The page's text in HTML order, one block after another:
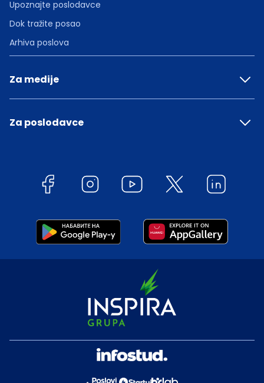
Upoznajte poslodavce
Dok tražite posao
Arhiva poslova
Za medije
Za poslodavce